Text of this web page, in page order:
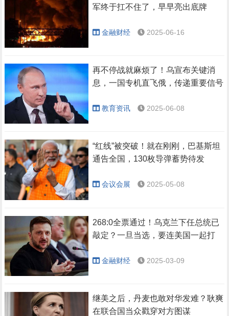
军终于扛不住了，早早亮出底牌
金融财经 2025-06-16
再不停战就麻烦了！乌宣布关键消
息，一国专机直飞俄，传递重要信号
教育资讯 2025-06-08
“红线”被突破！就在刚刚，巴基斯坦
通告全国，130枚导弹蓄势待发
会议会展 2025-05-08
268:0全票通过！乌克兰下任总统已
敲定？一旦当选，要连美国一起打
金融财经 2025-03-09
继美之后，丹麦也敢对华发难？耿爽
在联合国当众戳穿对方图谋